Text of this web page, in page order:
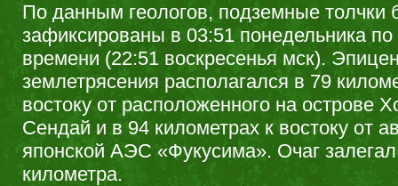
По данным геологов, подземные толчки
зафиксированы в 03:51 понедельника
времени (22:51 воскресенья мск).
землетрясения располагался в 79
востоку от расположенного на острове
Сендай и в 94 километрах к востоку от
японской АЭС «Фукусима». Очаг
километра.